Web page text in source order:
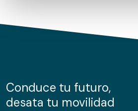
de cookies.
información sobre el uso que haga
nuestros partners de redes
Conduce tu futuro,
desata tu movilidad